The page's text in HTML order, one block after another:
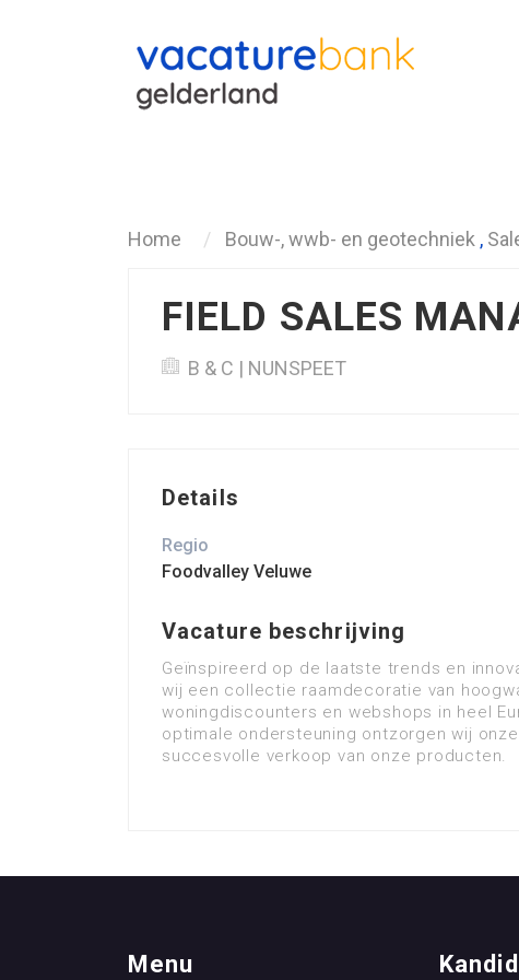
Home Bouw-, wwb- en geotechniek ,
FIELD SALES
B & C | NUNSPEET
Details
Regio
Foodvalley Veluwe
Vacature beschrijving
Geïnspireerd op de laatste trends en
wij een collectie raamdecoratie van
woningdiscounters en webshops in heel
optimale ondersteuning ontzorgen wij
succesvolle verkoop van onze producten.
Menu